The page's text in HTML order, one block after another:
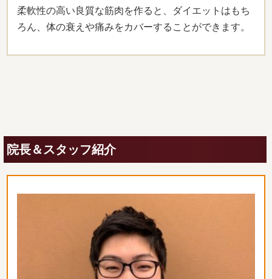
柔軟性の高い良質な筋肉を作ると、ダイエットはもち
ろん、体の衰えや痛みをカバーすることができます。
院長＆スタッフ紹介